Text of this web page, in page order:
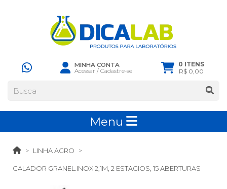
MINHA CONTA
Acessar /Cadastre-se
0 ITENS
R$ 0,00
Menu
LINHA AGRO
CALADOR GRANEL.INOX 2,1M, 2 ESTAGIOS, 15 ABERTURAS